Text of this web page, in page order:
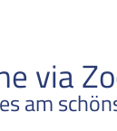
via
am